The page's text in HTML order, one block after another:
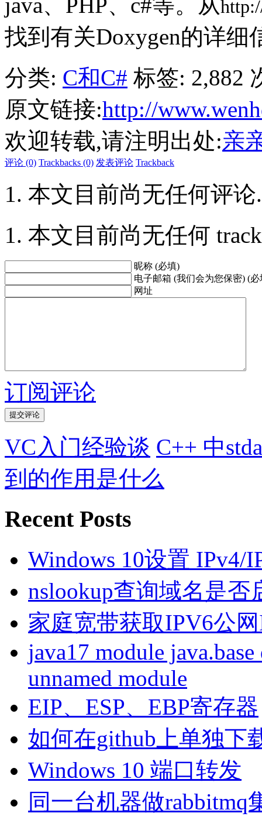
找到有关Doxygen的详细
分类: C和C# 标签: 2,882
原文链接:http://
欢迎转载,请注明出处:亲
评论 (0) Trackbacks (0) 发表评论 Trackback
本文目前尚无任何评论.
本文目前尚无任何
昵称 (必填)
电子邮箱 (我们会为您保密) (必
网址
订阅评论
VC入门经验谈 C++ 中
到的作用是什么
Recent Posts
Windows 10设置 IPv4/
nslookup查询域名是否
家庭宽带获取IPV6公
java17 module
unnamed module
EIP、ESP、EBP寄存器
如何在github上单独下
Windows 10 端口转发
同一台机器做rabbitmq